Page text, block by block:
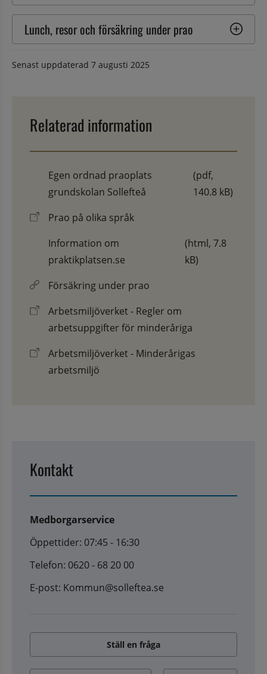
Lunch, resor och försäkring under prao
Senast uppdaterad 7 augusti 2025
Relaterad information
Egen ordnad praoplats
grundskolan Sollefteå
(pdf,
140.8 kB)
Prao på olika språk
Information om
praktikplatsen.se
(html, 7.8
kB)
Försäkring under prao
Arbetsmiljöverket - Regler om
arbetsuppgifter för minderåriga
Arbetsmiljöverket - Minderårigas
arbetsmiljö
Kontakt
Medborgarservice
Öppettider: 07:45 - 16:30
Telefon: 0620 - 68 20 00
E-post: Kommun@solleftea.se
Ställ en fråga